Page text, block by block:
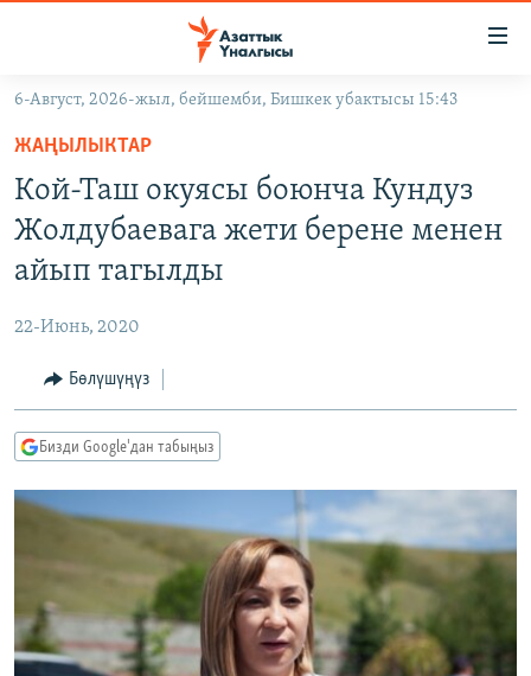
Навигацияга
өтүңүз
Издөөгө
салыңызКЫРГЫЗСТАН
САЯСАТ
МАДАНИЯТ
ДҮЙНӨ
УКРАИНА
ТВ ПРОГРАММАЛАР
БҮГҮН АЗАТТЫКТА
ДАНИСТЕ
ЭЖЕ-СИҢДИЛЕР
ЫҢГАЙСЫЗ СУРООЛОР
ПОДКАСТ
Русский
ОНЛАЙН ШЕРИНЕ
6-Август, 2026-жыл, бейшемби, Бишкек убактысы 15:43
ЖАҢЫЛЫКТАР
Кой-Таш окуясы боюнча Кундуз
Жолдубаевага жети берене менен
айып тагылды
22-Июнь, 2020
Бөлүшүңүз
Бизди Google'дан табыңыз